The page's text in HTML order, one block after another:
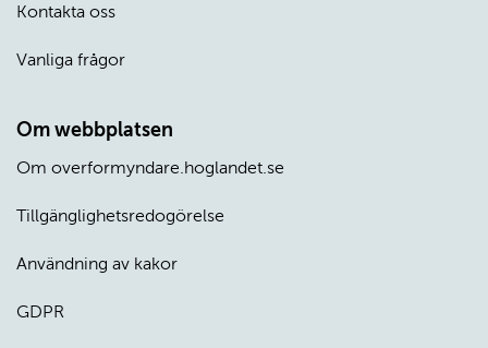
Kontakta oss
Vanliga frågor
Om webbplatsen
Om overformyndare.hoglandet.se
Tillgänglighetsredogörelse
Användning av kakor
GDPR